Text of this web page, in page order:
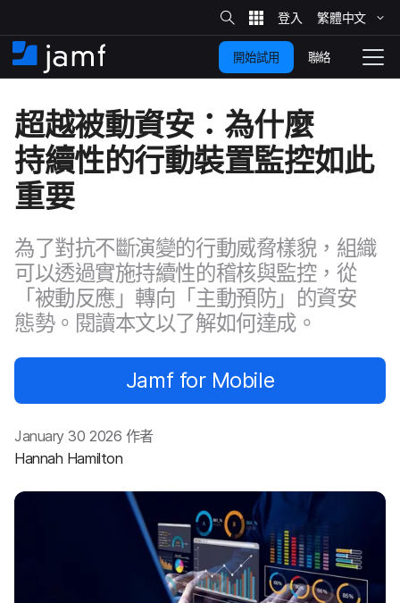
​
至
​
要
​
內
容
網
站
​搜
尋
繁體​中文
住
家
切
換
開始試用 聯絡
超越​被​動​資安：​為什麼​
持續性​的​行動​裝置​監控​如​此​
重要
為了​對​抗​不斷​演變​的​行動​威​脅樣貌，​組織​
可以​透過​實施​持續性​的​稽核​與​監控，​從​
「被​動​反應」​轉向​「主動​預防」​的​資安​
態勢。​閱讀​本​文以​了​解如何​達成。
Jamf for Mobile
January 30 2026 作​者
Hannah Hamilton